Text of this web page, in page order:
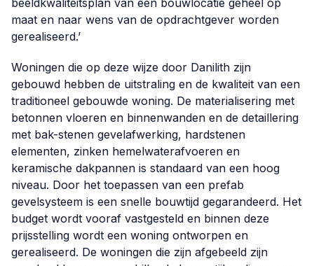
beeldkwaliteitsplan van een bouwlocatie geheel op
maat en naar wens van de opdrachtgever worden
gerealiseerd.’
Woningen die op deze wijze door Danilith zijn
gebouwd hebben de uitstraling en de kwaliteit van een
traditioneel gebouwde woning. De materialisering met
betonnen vloeren en binnenwanden en de detaillering
met bak-stenen gevelafwerking, hardstenen
elementen, zinken hemelwaterafvoeren en
keramische dakpannen is standaard van een hoog
niveau. Door het toepassen van een prefab
gevelsysteem is een snelle bouwtijd gegarandeerd. Het
budget wordt vooraf vastgesteld en binnen deze
prijsstelling wordt een woning ontworpen en
gerealiseerd. De woningen die zijn afgebeeld zijn